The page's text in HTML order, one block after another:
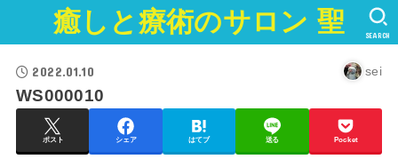
癒しと療術のサロン 聖 SEARCH
2022.01.10 sei
WS000010
ポスト シェア はてブ 送る Pocket